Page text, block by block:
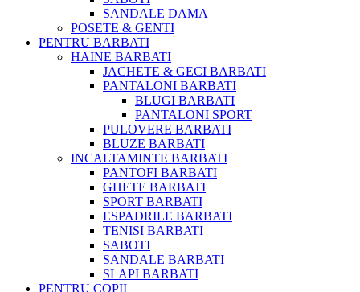
SANDALE DAMA
POSETE & GENTI
PENTRU BARBATI
HAINE BARBATI
JACHETE & GECI BARBATI
PANTALONI BARBATI
BLUGI BARBATI
PANTALONI SPORT
PULOVERE BARBATI
BLUZE BARBATI
INCALTAMINTE BARBATI
PANTOFI BARBATI
GHETE BARBATI
SPORT BARBATI
ESPADRILE BARBATI
TENISI BARBATI
SABOTI
SANDALE BARBATI
SLAPI BARBATI
PENTRU COPII